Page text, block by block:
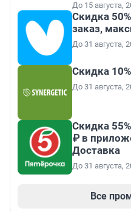
До 15 августа,
Скидка
заказ,
До 31 августа,
Скидка
До 31 августа,
Скидка
₽ в
Доставка
До 31 августа,
Все